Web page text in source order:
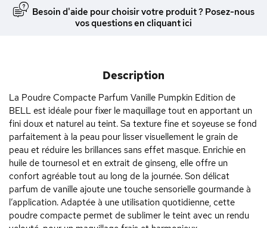
Besoin d'aide pour choisir votre produit ? Posez-nous
vos questions en cliquant ici
Description
La Poudre Compacte Parfum Vanille Pumpkin Edition de
BELL est idéale pour fixer le maquillage tout en apportant un
fini doux et naturel au teint. Sa texture fine et soyeuse se fond
parfaitement à la peau pour lisser visuellement le grain de
peau et réduire les brillances sans effet masque. Enrichie en
huile de tournesol et en extrait de ginseng, elle offre un
confort agréable tout au long de la journée. Son délicat
parfum de vanille ajoute une touche sensorielle gourmande à
l’application. Adaptée à une utilisation quotidienne, cette
poudre compacte permet de sublimer le teint avec un rendu